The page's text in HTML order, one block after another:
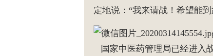
定地说：“我来请战！希望能
国家中医药管理局已经进入